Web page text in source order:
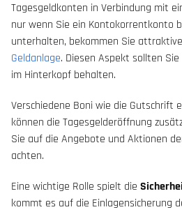
Tagesgeldkonten in Verbindung mit
nur wenn Sie ein Kontokorrentkonto
unterhalten, bekommen Sie
Geldanlage. Diesen Aspekt sollten
im Hinterkopf behalten.
Verschiedene Boni wie die Gutschrift
können die Tagesgelderöffnung
Sie auf die Angebote und Aktionen
achten.
Eine wichtige Rolle spielt die
kommt es auf die Einlagensicherung